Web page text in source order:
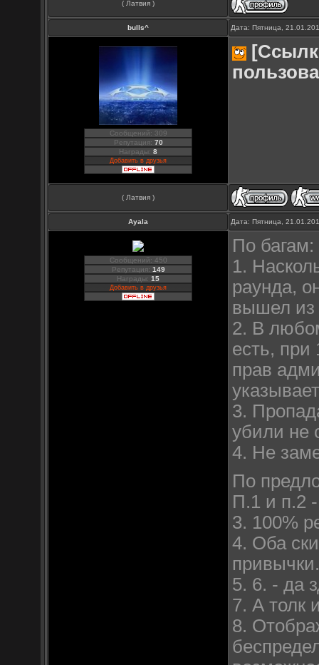
( Латвия )
bulls^ Дата: Пятница,
Сообщений: 309
Репутация: 70
Награды:8
Добавить в друзья
( Латвия )
Ayala Дата: Пятница,
Сообщений: 450
Репутация: 149
Награды:15
Добавить в друзья
По багам:
1.
раунда,
вышел из
2. В
есть, при
прав
3.
убили не
4. Не
По
П.1 и п.2
3. 100%
4. Оба
5. 6. - да
7. А толк
8.